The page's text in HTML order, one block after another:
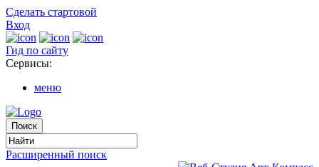
Сделать стартовой
Вход
Гид по сайту
Сервисы:
меню
Расширенный поиск